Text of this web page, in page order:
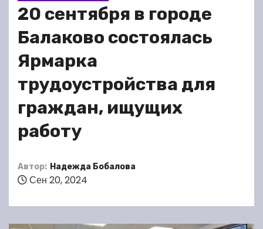
20 сентября в городе
Балаково состоялась
Ярмарка
трудоустройства для
граждан, ищущих
работу
Автор: Надежда Бобалова
Сен 20, 2024